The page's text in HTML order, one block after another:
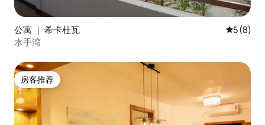
公寓 ｜ 希卡杜瓦 平均评分
5 (8)
水手湾
房客推荐
房客推荐